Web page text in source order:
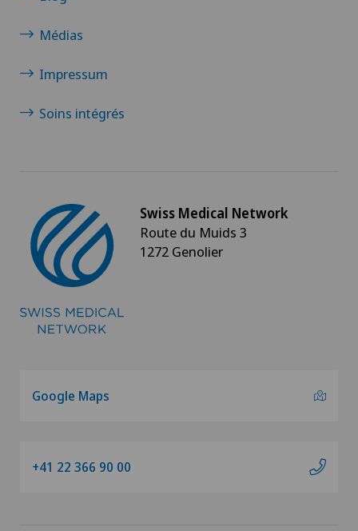
Médias
Impressum
Soins intégrés
Swiss Medical Network
Route du Muids 3
1272 Genolier
Google Maps
+41 22 366 90 00